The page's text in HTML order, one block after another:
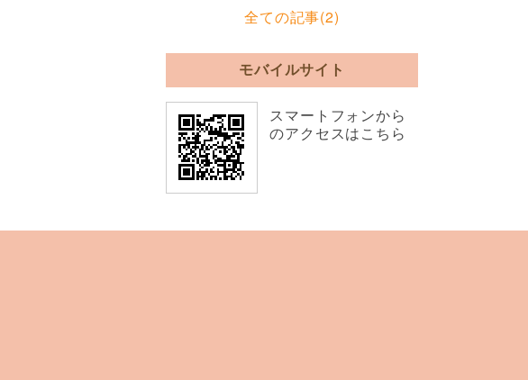
全ての記事(2)
モバイルサイト
スマートフォンから
のアクセスはこちら